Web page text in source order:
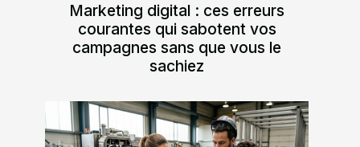
Marketing digital : ces erreurs
courantes qui sabotent vos
campagnes sans que vous le
sachiez